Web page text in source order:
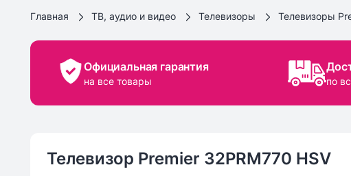
Главная ТВ, аудио и видео Телевизоры Телевизоры
Официальная гарантия
на все товары по
Телевизор Premier 32PRM770 HSV